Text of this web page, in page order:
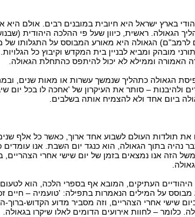
בארץ ישראל היא חיובית במובנים רבים. אולם היא
הגאולה. ראשית, כיוון שעל פי ההלכה היהודית
לרמב"ם) הגאולה היא מאורע המבוסס על התגלותו של
מובהק ומביא לבניין בית המקדש וקיבוץ כל
האמורה וממילא לא יכול להיתפס כהתחלת הגאולה.
הגאולה כתהליך שנמשך עשרות או מאות שנים,
ולהיבנות – סותר את העיקרון של 'אחכה לו בכל יום
ביום אחד ולא להצמיח אותה בשלבים.
את תולדות העולם לשבוע אחד ארוך, כאשר כל אלף
נהיה בתוך הגאולה, הוא כנגד יום השבת. אנו
הזה אנו נמצאים בזמן של יום שישי אחרי הצהריים,
העתיקים, המובא אף בספרי הלכה, הוא
על המילים הנאמרות בתפילה: 'טועמיה – חיים
שישי אחרי הצהריים, וזה מסביר מדוע הקדוש-ברוך-
כלומר – לחוות אירועים הדומים לאלו שיקרו בגאולה.